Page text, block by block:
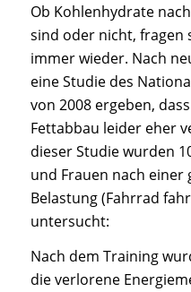
Ob Kohlenhydrate
sind oder nicht, fragen
immer wieder. Nach
eine Studie des
von 2008 ergeben,
Fettabbau leider eher
dieser Studie wurden
und Frauen nach einer
Belastung (Fahrrad
untersucht:
Nach dem Training
die verlorene